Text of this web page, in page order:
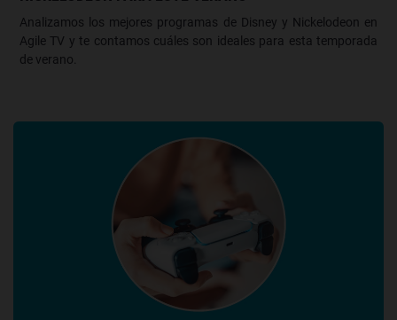
Analizamos los mejores programas de Disney y Nickelodeon en
Agile TV y te contamos cuáles son ideales para esta temporada
de verano.